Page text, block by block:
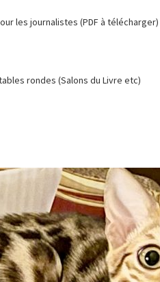
les journalistes (PDF à télécharger)
rondes (Salons du Livre etc)